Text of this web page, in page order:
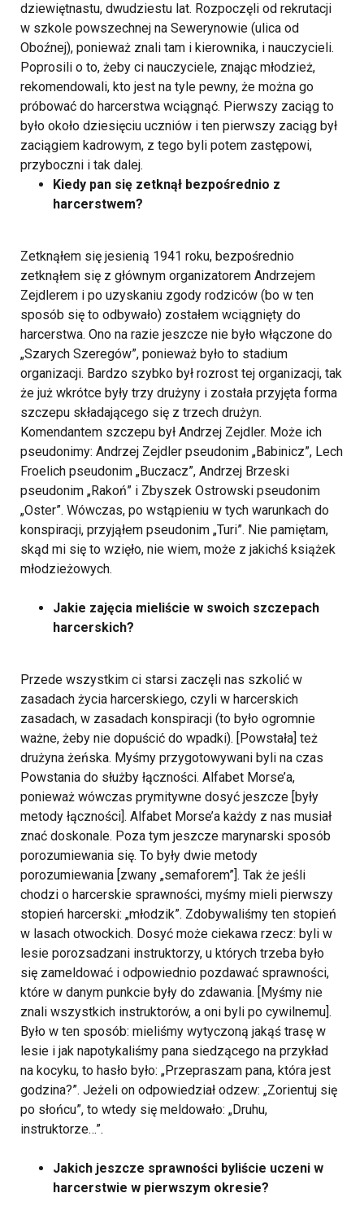
dziewiętnastu, dwudziestu lat. Rozpoczęli od rekrutacji
w szkole powszechnej na Sewerynowie (ulica od
Oboźnej), ponieważ znali tam i kierownika, i nauczycieli.
Poprosili o to, żeby ci nauczyciele, znając młodzież,
rekomendowali, kto jest na tyle pewny, że można go
próbować do harcerstwa wciągnąć. Pierwszy zaciąg to
było około dziesięciu uczniów i ten pierwszy zaciąg był
zaciągiem kadrowym, z tego byli potem zastępowi,
przyboczni i tak dalej.
Kiedy pan się zetknął bezpośrednio z
harcerstwem?
Zetknąłem się jesienią 1941 roku, bezpośrednio
zetknąłem się z głównym organizatorem Andrzejem
Zejdlerem i po uzyskaniu zgody rodziców (bo w ten
sposób się to odbywało) zostałem wciągnięty do
harcerstwa. Ono na razie jeszcze nie było włączone do
„Szarych Szeregów”, ponieważ było to stadium
organizacji. Bardzo szybko był rozrost tej organizacji, tak
że już wkrótce były trzy drużyny i została przyjęta forma
szczepu składającego się z trzech drużyn.
Komendantem szczepu był Andrzej Zejdler. Może ich
pseudonimy: Andrzej Zejdler pseudonim „Babinicz”, Lech
Froelich pseudonim „Buczacz”, Andrzej Brzeski
pseudonim „Rakoń” i Zbyszek Ostrowski pseudonim
„Oster”. Wówczas, po wstąpieniu w tych warunkach do
konspiracji, przyjąłem pseudonim „Turi”. Nie pamiętam,
skąd mi się to wzięło, nie wiem, może z jakichś książek
młodzieżowych.
Jakie zajęcia mieliście w swoich szczepach
harcerskich?
Przede wszystkim ci starsi zaczęli nas szkolić w
zasadach życia harcerskiego, czyli w harcerskich
zasadach, w zasadach konspiracji (to było ogromnie
ważne, żeby nie dopuścić do wpadki). [Powstała] też
drużyna żeńska. Myśmy przygotowywani byli na czas
Powstania do służby łączności. Alfabet Morse’a,
ponieważ wówczas prymitywne dosyć jeszcze [były
metody łączności]. Alfabet Morse’a każdy z nas musiał
znać doskonale. Poza tym jeszcze marynarski sposób
porozumiewania się. To były dwie metody
porozumiewania [zwany „semaforem”]. Tak że jeśli
chodzi o harcerskie sprawności, myśmy mieli pierwszy
stopień harcerski: „młodzik”. Zdobywaliśmy ten stopień
w lasach otwockich. Dosyć może ciekawa rzecz: byli w
lesie porozsadzani instruktorzy, u których trzeba było
się zameldować i odpowiednio pozdawać sprawności,
które w danym punkcie były do zdawania. [Myśmy nie
znali wszystkich instruktorów, a oni byli po cywilnemu].
Było w ten sposób: mieliśmy wytyczoną jakąś trasę w
lesie i jak napotykaliśmy pana siedzącego na przykład
na kocyku, to hasło było: „Przepraszam pana, która jest
godzina?”. Jeżeli on odpowiedział odzew: „Zorientuj się
po słońcu”, to wtedy się meldowało: „Druhu,
instruktorze…”.
Jakich jeszcze sprawności byliście uczeni w
harcerstwie w pierwszym okresie?